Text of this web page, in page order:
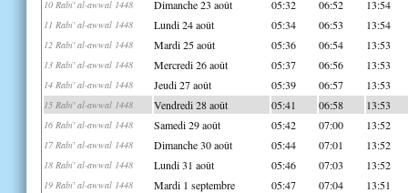
10 Rabi' al-awwal 1448 Dimanche 23 août 05:32 06:52 13:54
11 Rabi' al-awwal 1448 Lundi 24 août 05:34 06:53 13:54
12 Rabi' al-awwal 1448 Mardi 25 août 05:36 06:54 13:53
13 Rabi' al-awwal 1448 Mercredi 26 août 05:37 06:56 13:53
14 Rabi' al-awwal 1448 Jeudi 27 août 05:39 06:57 13:53
15 Rabi' al-awwal 1448 Vendredi 28 août 05:41 06:58 13:53
16 Rabi' al-awwal 1448 Samedi 29 août 05:42 07:00 13:52
17 Rabi' al-awwal 1448 Dimanche 30 août 05:44 07:01 13:52
18 Rabi' al-awwal 1448 Lundi 31 août 05:46 07:03 13:52
19 Rabi' al-awwal 1448 Mardi 1 septembre 05:47 07:04 13:51